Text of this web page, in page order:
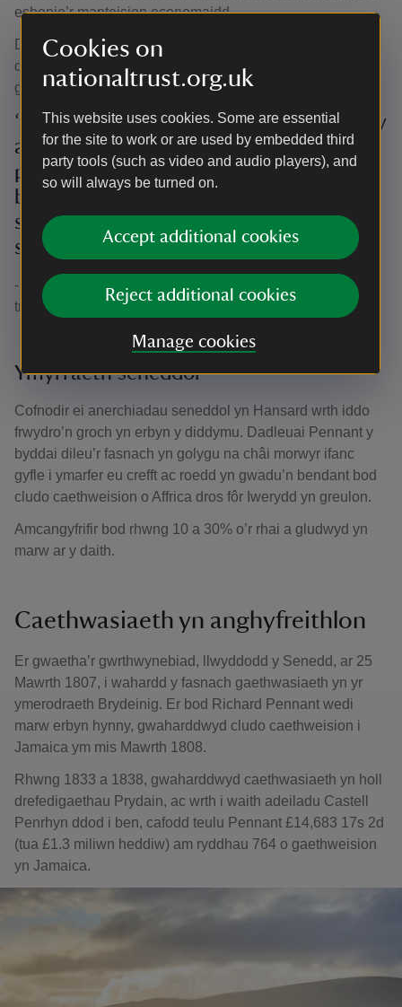
Cookies on
nationaltrust.org.uk
This website uses cookies. Some are essential
for the site to work or are used by embedded third
party tools (such as video and audio players), and
so will always be turned on.
Accept additional cookies
Reject additional cookies
Manage cookies
esbonio’r manteision economaidd.
Defnyddiai Richard ei safle fel Aelod Seneddol Lerpwl i
ddadlau yn Nhŷ’r Cyffredin yn erbyn diddymu’r fasnach
gaethweision.
‘If they passed the vote of abolition they
actually struck at seventy millions of
property, they ruined the colonies, and
by destroying an essential nursery of
seamen, gave up the dominion of the
sea at a single glance’
- Richard Pennant, Barwn 1af Penrhyn, yn annerch
trafodaeth y Senedd ar Ddiddymu Caethwasiaeth (1789)
Ymyrraeth seneddol
Cofnodir ei anerchiadau seneddol yn Hansard wrth iddo
frwydro’n groch yn erbyn y diddymu. Dadleuai Pennant y
byddai dileu’r fasnach yn golygu na châi morwyr ifanc
gyfle i ymarfer eu crefft ac roedd yn gwadu’n bendant bod
cludo caethweision o Affrica dros fôr Iwerydd yn greulon.
Amcangyfrifir bod rhwng 10 a 30% o’r rhai a gludwyd yn
marw ar y daith.
Caethwasiaeth yn anghyfreithlon
Er gwaetha’r gwrthwynebiad, llwyddodd y Senedd, ar 25
Mawrth 1807, i wahardd y fasnach gaethwasiaeth yn yr
ymerodraeth Brydeinig. Er bod Richard Pennant wedi
marw erbyn hynny, gwaharddwyd cludo caethweision i
Jamaica ym mis Mawrth 1808.
Rhwng 1833 a 1838, gwaharddwyd caethwasiaeth yn holl
drefedigaethau Prydain, ac wrth i waith adeiladu Castell
Penrhyn ddod i ben, cafodd teulu Pennant £14,683 17s 2d
(tua £1.3 miliwn heddiw) am ryddhau 764 o gaethweision
yn Jamaica.